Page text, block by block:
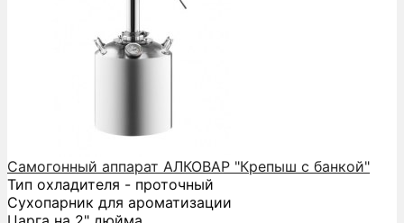
Самогонный аппарат АЛКОВАР "Крепыш с банкой"
Тип охладителя - проточный
Сухопарник для ароматизации